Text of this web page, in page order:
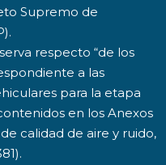
Supremo de
respecto “de los
a las
para la etapa
en los Anexos
calidad de aire y ruido,